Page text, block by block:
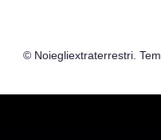
© Noiegliextraterrestri.